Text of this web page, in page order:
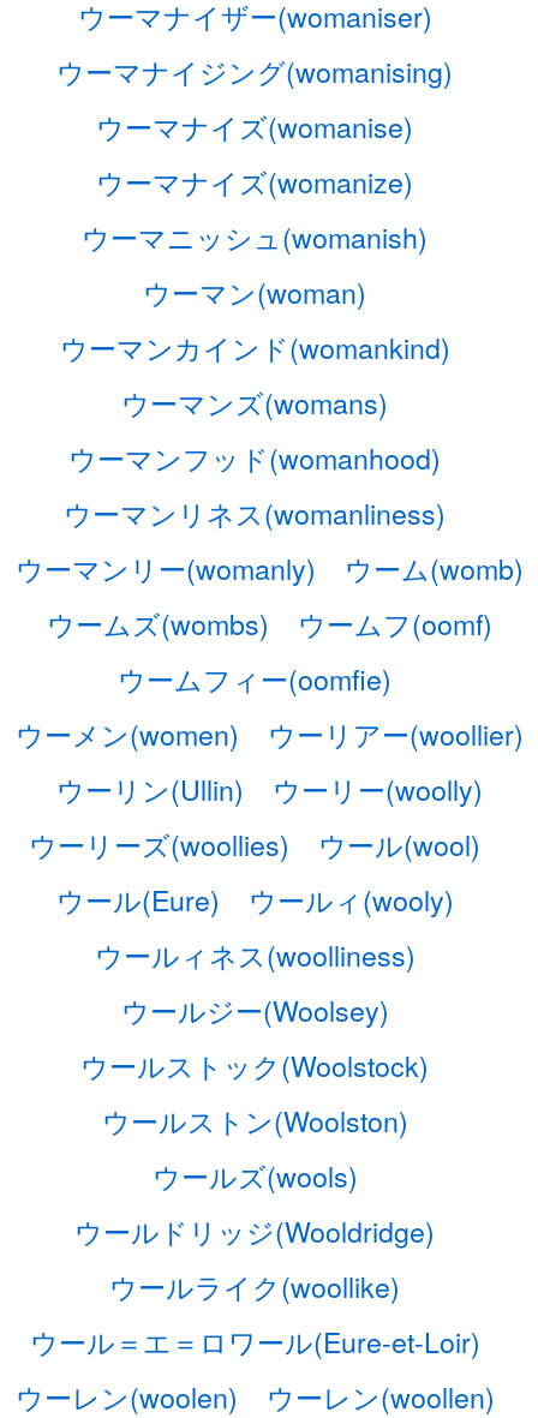
ウーマナイザー(womaniser)
ウーマナイジング(womanising)
ウーマナイズ(womanise)
ウーマナイズ(womanize)
ウーマニッシュ(womanish)
ウーマン(woman)
ウーマンカインド(womankind)
ウーマンズ(womans)
ウーマンフッド(womanhood)
ウーマンリネス(womanliness)
ウーマンリー(womanly)
ウーム(womb)
ウームズ(wombs)
ウームフ(oomf)
ウームフィー(oomfie)
ウーメン(women)
ウーリアー(woollier)
ウーリン(Ullin)
ウーリー(woolly)
ウーリーズ(woollies)
ウール(wool)
ウール(Eure)
ウールィ(wooly)
ウールィネス(woolliness)
ウールジー(Woolsey)
ウールストック(Woolstock)
ウールストン(Woolston)
ウールズ(wools)
ウールドリッジ(Wooldridge)
ウールライク(woollike)
ウール＝エ＝ロワール(Eure-et-Loir)
ウーレン(woolen)
ウーレン(woollen)